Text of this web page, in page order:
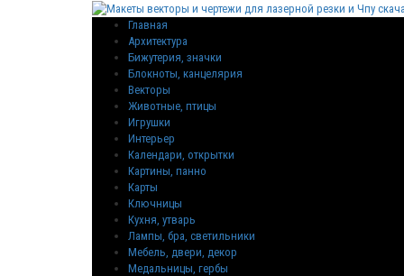
Главная
Архитектура
Бижутерия, значки
Блокноты, канцелярия
Векторы
Животные, птицы
Игрушки
Интерьер
Календари, открытки
Картины, панно
Карты
Ключницы
Кухня, утварь
Лампы, бра, светильники
Мебель, двери, декор
Медальницы, гербы